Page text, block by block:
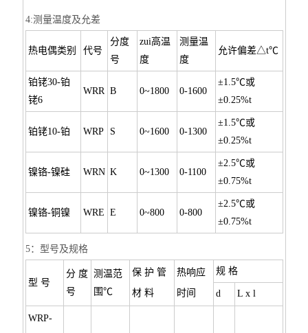
4:测量温度及允差
热电偶类别 代号
分度
号
zui高温
度
测量温
度
允许偏差△t℃
铂铑30-铂
铑6
WRR B 0~1800 0-1600
±1.5℃或
±0.25%t
铂铑10-铂 WRP S 0~1600 0-1300
±1.5℃或
±0.25%t
镍铬-镍硅 WRN K 0~1300 0-1100
±2.5℃或
±0.75%t
镍铬-铜镍 WRE E 0~800 0-800
±2.5℃或
±0.75%t
5：型号及规格
型 号
分 度
号
测温范
围℃
保 护 管
材 料
热响应
时间
规 格
d L x l
WRP-